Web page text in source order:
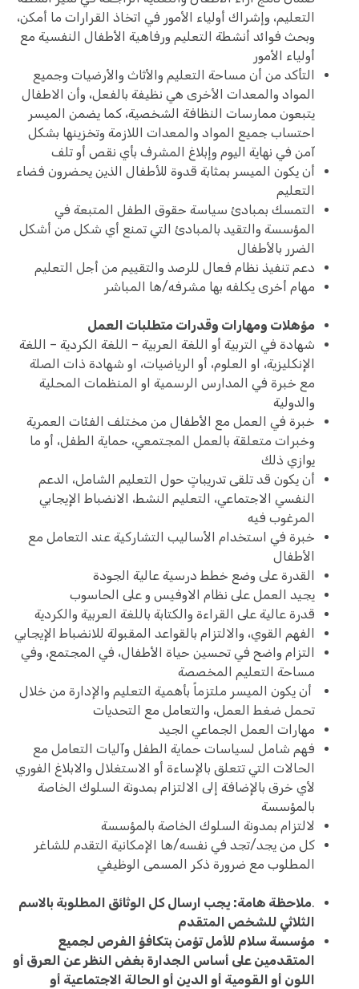
التعليم، وإشراك أولياء الأمور في اتخاذ القرارات ما أمكن،
وبحث فوائد أنشطة التعليم ورفاهية الأطفال النفسية مع
أولياء الأمور
التأكد من أن مساحة التعليم والأثاث والأرضيات وجميع
المواد والمعدات الأخرى هي نظيفة بالفعل، وأن الاطفال
يتبعون ممارسات النظافة الشخصية، كما يضمن الميسر
احتساب جميع المواد والمعدات اللازمة وتخزينها بشكل
آمن في نهاية اليوم وإبلاغ المشرف بأي نقص أو تلف
أن يكون الميسر بمثابة قدوة للأطفال الذين يحضرون فضاء
التعليم
التمسك بمبادئ سياسة حقوق الطفل المتبعة في
المؤسسة والتقيد بالمبادئ التي تمنع أي شكل من أشكل
الضرر بالأطفال
دعم تنفيذ نظام فعال للرصد والتقييم من أجل التعليم
مهام أخرى يكلفه بها مشرفه/ها المباشر
مؤهلات ومهارات وقدرات متطلبات العمل
شهادة في التربية أو اللغة العربية – اللغة الكردية – اللغة
الإنكليزية، او العلوم، أو الرياضيات، او شهادة ذات الصلة
مع خبرة في المدارس الرسمية او المنظمات المحلية
والدولية
خبرة في العمل مع الأطفال من مختلف الفئات العمرية
وخبرات متعلقة بالعمل المجتمعي، حماية الطفل، أو ما
يوازي ذلك
أن يكون قد تلقى تدريباتٍ حول التعليم الشامل، الدعم
النفسي الاجتماعي، التعليم النشط، الانضباط الإيجابي
المرغوب فيه
خبرة في استخدام الأساليب التشاركية عند التعامل مع
الأطفال
القدرة على وضع خطط درسية عالية الجودة
يجيد العمل على نظام الاوفيس و على الحاسوب
قدرة عالية على القراءة والكتابة باللغة العربية والكردية
الفهم القوي، والالتزام بالقواعد المقبولة للانضباط الإيجابي
التزام واضح في تحسين حياة الأطفال، في المجتمع، وفي
مساحة التعليم المخصصة
أن يكون الميسر ملتزماً بأهمية التعليم والإدارة من خلال
تحمل ضغط العمل، والتعامل مع التحديات
مهارات العمل الجماعي الجيد
فهم شامل لسياسات حماية الطفل وآليات التعامل مع
الحالات التي تتعلق بالإساءة أو الاستغلال والابلاغ الفوري
لأي خرق بالإضافة إلى الالتزام بمدونة السلوك الخاصة
بالمؤسسة
لالتزام بمدونة السلوك الخاصة بالمؤسسة
كل من يجد/تجد في نفسه/ها الإمكانية التقدم للشاغر
المطلوب مع ضرورة ذكر المسمى الوظيفي
.ملاحظة هامة: يجب ارسال كل الوثائق المطلوبة بالاسم
الثلاثي للشخص المتقدم
مؤسسة سلام للأمل تؤمن بتكافؤ الفرص لجميع
المتقدمين على أساس الجدارة بغض النظر عن العرق أو
اللون أو القومية أو الدين أو الحالة الاجتماعية أو